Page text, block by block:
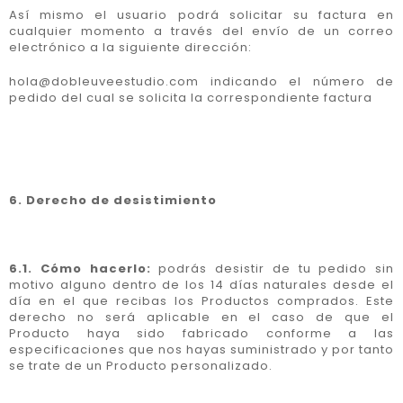
Así mismo el usuario podrá solicitar su factura en
cualquier momento a través del envío de un correo
electrónico a la siguiente dirección:
hola@dobleuveestudio.com indicando el número de
pedido del cual se solicita la correspondiente factura
6. Derecho de desistimiento
6.1. Cómo hacerlo:podrás desistir de tu pedido sin
motivo alguno dentro de los 14 días naturales desde el
día en el que recibas los Productos comprados. Este
derecho no será aplicable en el caso de que el
Producto haya sido fabricado conforme a las
especificaciones que nos hayas suministrado y por tanto
se trate de un Producto personalizado.